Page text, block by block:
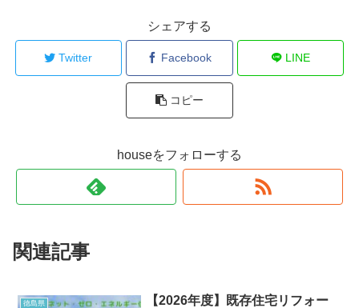
シェアする
Twitter Facebook LINE
コピー
houseをフォローする
関連記事
徳島県
【2026年度】既存住宅リフォー